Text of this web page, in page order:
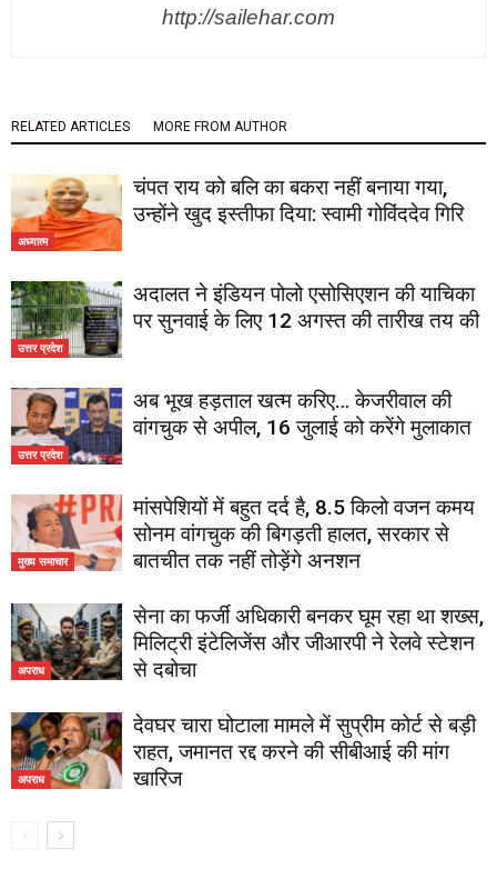
http://sailehar.com
RELATED ARTICLES MORE FROM AUTHOR
अध्यात्म
चंपत राय को बलि का बकरा नहीं बनाया गया,
उन्होंने खुद इस्तीफा दिया: स्वामी गोविंददेव गिरि
उत्तर प्रदेश
अदालत ने इंडियन पोलो एसोसिएशन की याचिका
पर सुनवाई के लिए 12 अगस्त की तारीख तय की
उत्तर प्रदेश
अब भूख हड़ताल खत्म करिए… केजरीवाल की
वांगचुक से अपील, 16 जुलाई को करेंगे मुलाकात
मुख्य समाचार
मांसपेशियों में बहुत दर्द है, 8.5 किलो वजन कमय
सोनम वांगचुक की बिगड़ती हालत, सरकार से
बातचीत तक नहीं तोड़ेंगे अनशन
अपराध
सेना का फर्जी अधिकारी बनकर घूम रहा था शख्स,
मिलिट्री इंटेलिजेंस और जीआरपी ने रेलवे स्टेशन
से दबोचा
अपराध
देवघर चारा घोटाला मामले में सुप्रीम कोर्ट से बड़ी
राहत, जमानत रद्द करने की सीबीआई की मांग
खारिज